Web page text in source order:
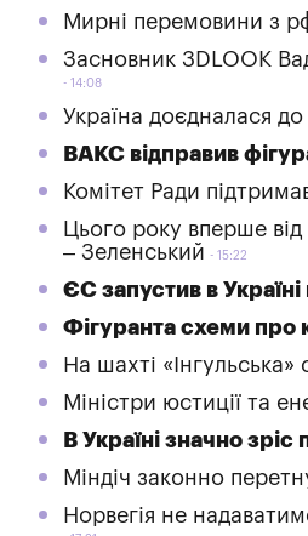
Мирні перемовини з
Засновник 3DLOOK
14:08
Україна доєдналася
ВАКС відправив
Комітет Ради
Цього року вперше
– Зеленський
15:22
ЄС запустив в
Фігуранта схеми про
На шахті
Міністри юстиції та
В Україні значно
Міндіч законно
Норвегія не